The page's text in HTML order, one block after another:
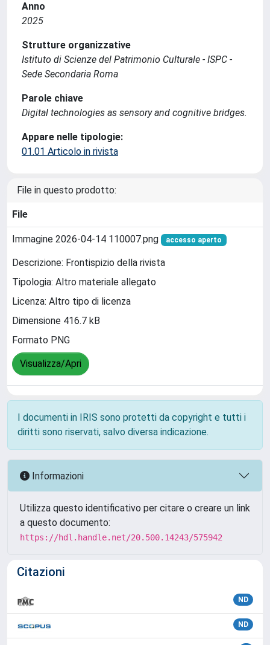
Anno
2025
Strutture organizzative
Istituto di Scienze del Patrimonio Culturale - ISPC -
Sede Secondaria Roma
Parole chiave
Digital technologies as sensory and cognitive bridges.
Appare nelle tipologie:
01.01 Articolo in rivista
File in questo prodotto:
File
Immagine 2026-04-14 110007.png accesso aperto
Descrizione: Frontispizio della rivista
Tipologia: Altro materiale allegato
Licenza: Altro tipo di licenza
Dimensione 416.7 kB
Formato PNG
Visualizza/Apri
I documenti in IRIS sono protetti da copyright e tutti i
diritti sono riservati, salvo diversa indicazione.
Informazioni
Utilizza questo identificativo per citare o creare un link
a questo documento:
https://hdl.handle.net/20.500.14243/575942
Citazioni
ND
ND